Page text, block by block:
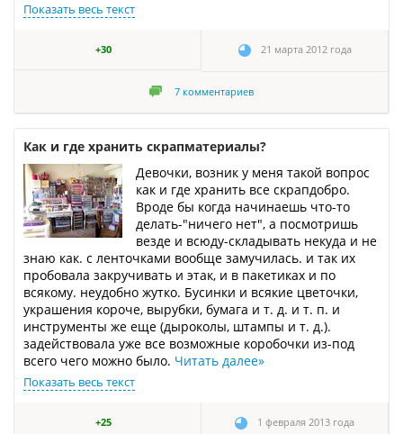
Показать весь текст
+30 21 марта 2012 года
7 комментариев
Как и где хранить скрапматериалы?
Девочки, возник у меня такой вопрос
как и где хранить все скрапдобро.
Вроде бы когда начинаешь что-то
делать-"ничего нет", а посмотришь
везде и всюду-складывать некуда и не
знаю как. с ленточками вообще замучилась. и так их
пробовала закручивать и этак, и в пакетиках и по
всякому. неудобно жутко. Бусинки и всякие цветочки,
украшения короче, вырубки, бумага и т. д. и т. п. и
инструменты же еще (дыроколы, штампы и т. д.).
задействовала уже все возможные коробочки из-под
всего чего можно было. Читать далее»
Показать весь текст
+25 1 февраля 2013 года